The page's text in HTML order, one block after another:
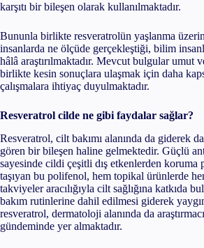
karşıtı bir bileşen olarak kullanılmaktadır.
Bununla birlikte resveratrolün yaşlanma
insanlarda ne ölçüde gerçekleştiği, bilim
hâlâ araştırılmaktadır. Mevcut bulgular umut
birlikte kesin sonuçlara ulaşmak için daha
çalışmalara ihtiyaç duyulmaktadır.
Resveratrol cilde ne gibi faydalar sağlar?
Resveratrol, cilt bakımı alanında da giderek
gören bir bileşen haline gelmektedir. Güçlü
sayesinde cildi çeşitli dış etkenlerden koruma
taşıyan bu polifenol, hem topikal ürünlerde
takviyeler aracılığıyla cilt sağlığına katkıda
bakım rutinlerine dahil edilmesi giderek
resveratrol, dermatoloji alanında da
gündeminde yer almaktadır.